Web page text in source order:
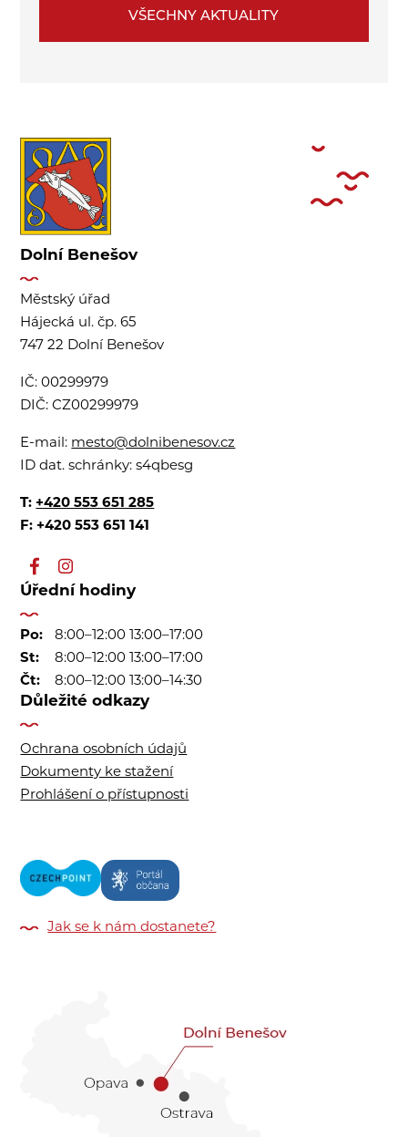
VŠECHNY AKTUALITY
Dolní Benešov
Městský úřad
Hájecká ul. čp. 65
747 22 Dolní Benešov
IČ:00299979
DIČ:CZ00299979
E-mail: mesto@dolnibenesov.cz
ID dat. schránky:s4qbesg
T: +420 553 651 285
F: +420 553 651 141
Úřední hodiny
Po:
8:00–12:00 13:00–17:00
St:
8:00–12:00 13:00–17:00
Čt:
8:00–12:00 13:00–14:30
Důležité odkazy
Ochrana osobních údajů
Dokumenty ke stažení
Prohlášení o přístupnosti
Jak se k nám dostanete?